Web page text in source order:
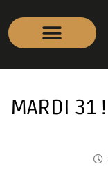
MARDI 31